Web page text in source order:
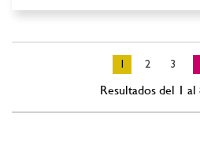
Resultados del 1
2 3